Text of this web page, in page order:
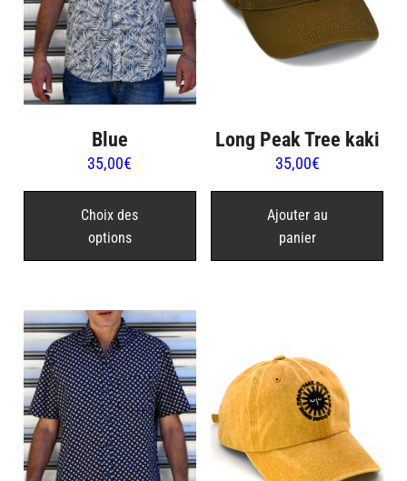
Blue
35,00€
Choix des
options
Ce
plusieurs
Les
options
peuvent
être
choisies
sur
la
Long Peak Tree kaki
35,00€
Ajouter au
panier